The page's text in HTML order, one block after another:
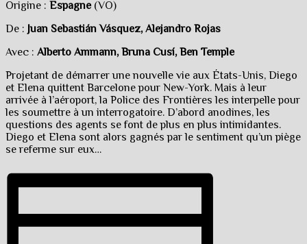
Origine : Espagne(VO)
De : Juan Sebastián Vásquez, Alejandro Rojas
Avec : Alberto Ammann, Bruna Cusí, Ben Temple
Projetant de démarrer une nouvelle vie aux États-Unis, Diego
et Elena quittent Barcelone pour New-York. Mais à leur
arrivée à l’aéroport, la Police des Frontières les interpelle pour
les soumettre à un interrogatoire. D’abord anodines, les
questions des agents se font de plus en plus intimidantes.
Diego et Elena sont alors gagnés par le sentiment qu’un piège
se referme sur eux…